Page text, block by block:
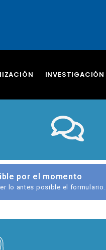
INVESTIGACIÓN
por el momento
lo antes posible el formulario.